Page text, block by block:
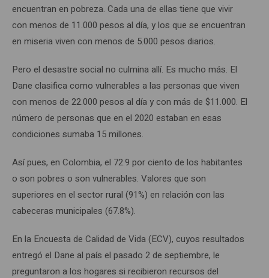
encuentran en pobreza. Cada una de ellas tiene que vivir
con menos de 11.000 pesos al día, y los que se encuentran
en miseria viven con menos de 5.000 pesos diarios.
Pero el desastre social no culmina allí. Es mucho más. El
Dane clasifica como vulnerables a las personas que viven
con menos de 22.000 pesos al día y con más de $11.000. El
número de personas que en el 2020 estaban en esas
condiciones sumaba 15 millones.
Así pues, en Colombia, el 72.9 por ciento de los habitantes
o son pobres o son vulnerables. Valores que son
superiores en el sector rural (91%) en relación con las
cabeceras municipales (67.8%).
En la Encuesta de Calidad de Vida (ECV), cuyos resultados
entregó el Dane al país el pasado 2 de septiembre, le
preguntaron a los hogares si recibieron recursos del